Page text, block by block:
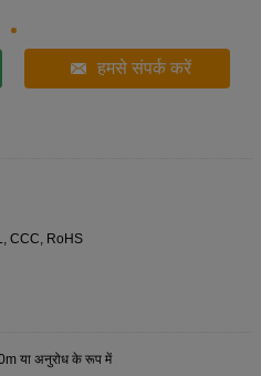
हमसे संपर्क करें
CCC, RoHS
या अनुरोध के रूप में